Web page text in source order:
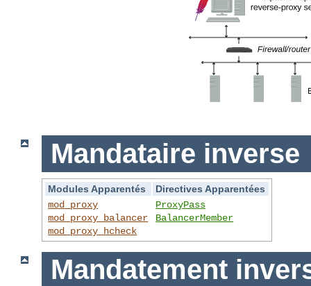
Mandataire inverse
Modules Apparentés
Directives Apparentées
mod_proxy
mod_proxy_balancer
mod_proxy_hcheck
ProxyPass
BalancerMember
Mandatement